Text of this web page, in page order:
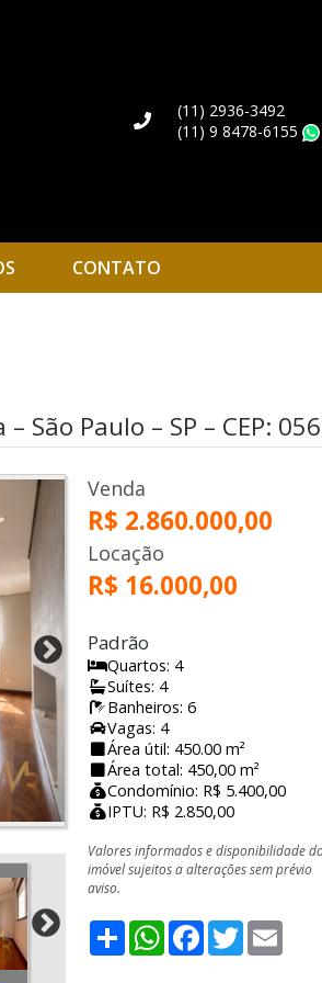
(11) 2936-3492
(11) 9 8478-6155
CONTATO
São Paulo – SP – CEP:
Venda
R$ 2.860.000,00
Locação
R$ 16.000,00
Padrão
Quartos: 4
Suítes: 4
Banheiros: 6
Vagas: 4
Área útil: 450.00 m²
Área total: 450,00 m²
Condomínio: R$ 5.400,00
IPTU: R$ 2.850,00
Valores informados e disponibilidade
imóvel sujeitos a alterações sem prévio
aviso.
ShareWhatsApp
Facebook
Twitter